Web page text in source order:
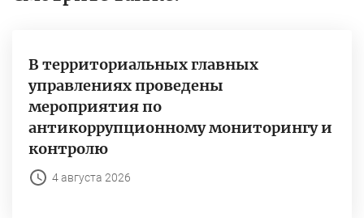
В территориальных главных
управлениях проведены
мероприятия по
антикоррупционному мониторингу и
контролю
4 августа 2026